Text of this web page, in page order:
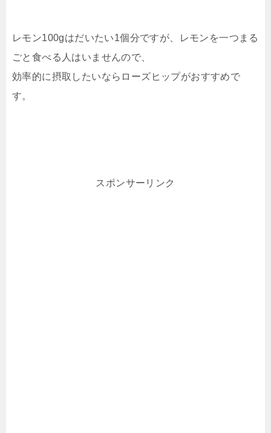
レモン100gはだいたい1個分ですが、レモンを一つまる
ごと食べる人はいませんので、
効率的に摂取したいならローズヒップがおすすめで
す。
スポンサーリンク